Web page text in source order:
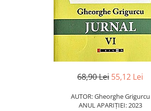
68,90 Lei 55,12 Lei
AUTOR: Gheorghe Grigurcu
ANUL APARIȚIEI: 2023